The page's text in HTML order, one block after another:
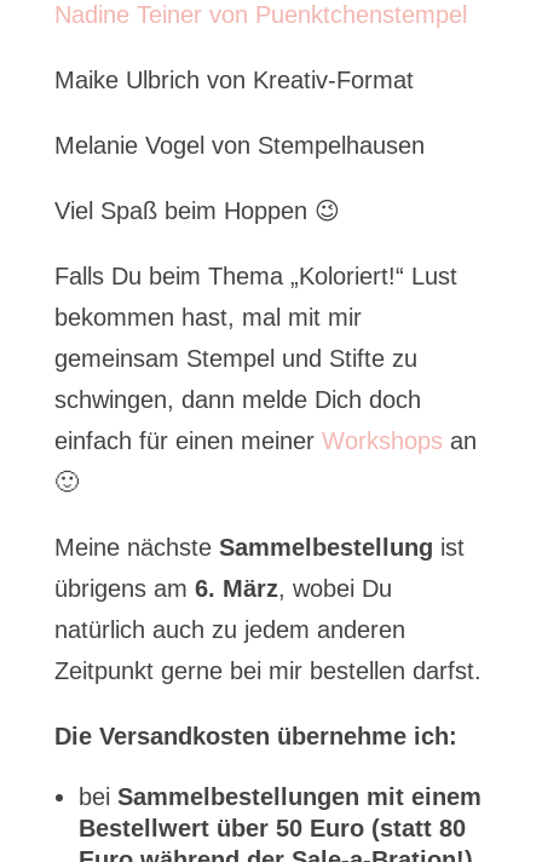
Nadine Teiner von Puenktchenstempel
Maike Ulbrich von Kreativ-Format
Melanie Vogel von Stempelhausen
Viel Spaß beim Hoppen 😉
Falls Du beim Thema „Koloriert!“ Lust
bekommen hast, mal mit mir
gemeinsam Stempel und Stifte zu
schwingen, dann melde Dich doch
einfach für einen meiner Workshops an
🙂
Meine nächste Sammelbestellung ist
übrigens am 6. März, wobei Du
natürlich auch zu jedem anderen
Zeitpunkt gerne bei mir bestellen darfst.
Die Versandkosten übernehme ich:
bei Sammelbestellungen mit einem
Bestellwert über 50 Euro (statt 80